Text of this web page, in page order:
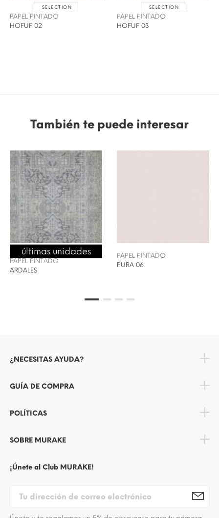
SELECTION
PAPEL PINTADO
HOFUF 02
SELECTION
PAPEL PINTADO
HOFUF 03
También te puede interesar
ENVÍO 24/48H
últimas unidades
PAPEL PINTADO
ARDALES
PAPEL PINTADO
PURA 06
¿NECESITAS AYUDA?
GUÍA DE COMPRA
POLÍTICAS
SOBRE MURAKE
¡Únete al Club MURAKE!